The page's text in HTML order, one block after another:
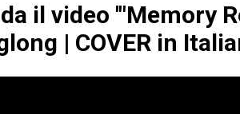
il video '"Memory
| COVER in